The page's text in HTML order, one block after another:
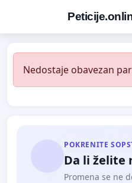
Nedostaje obavezan
POKRENITE
Da li želite
Promena se ne